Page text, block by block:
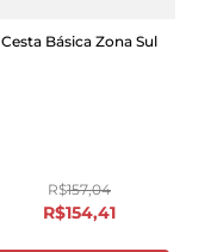
Cesta Básica Zona Sul
R$157,04
R$154,41